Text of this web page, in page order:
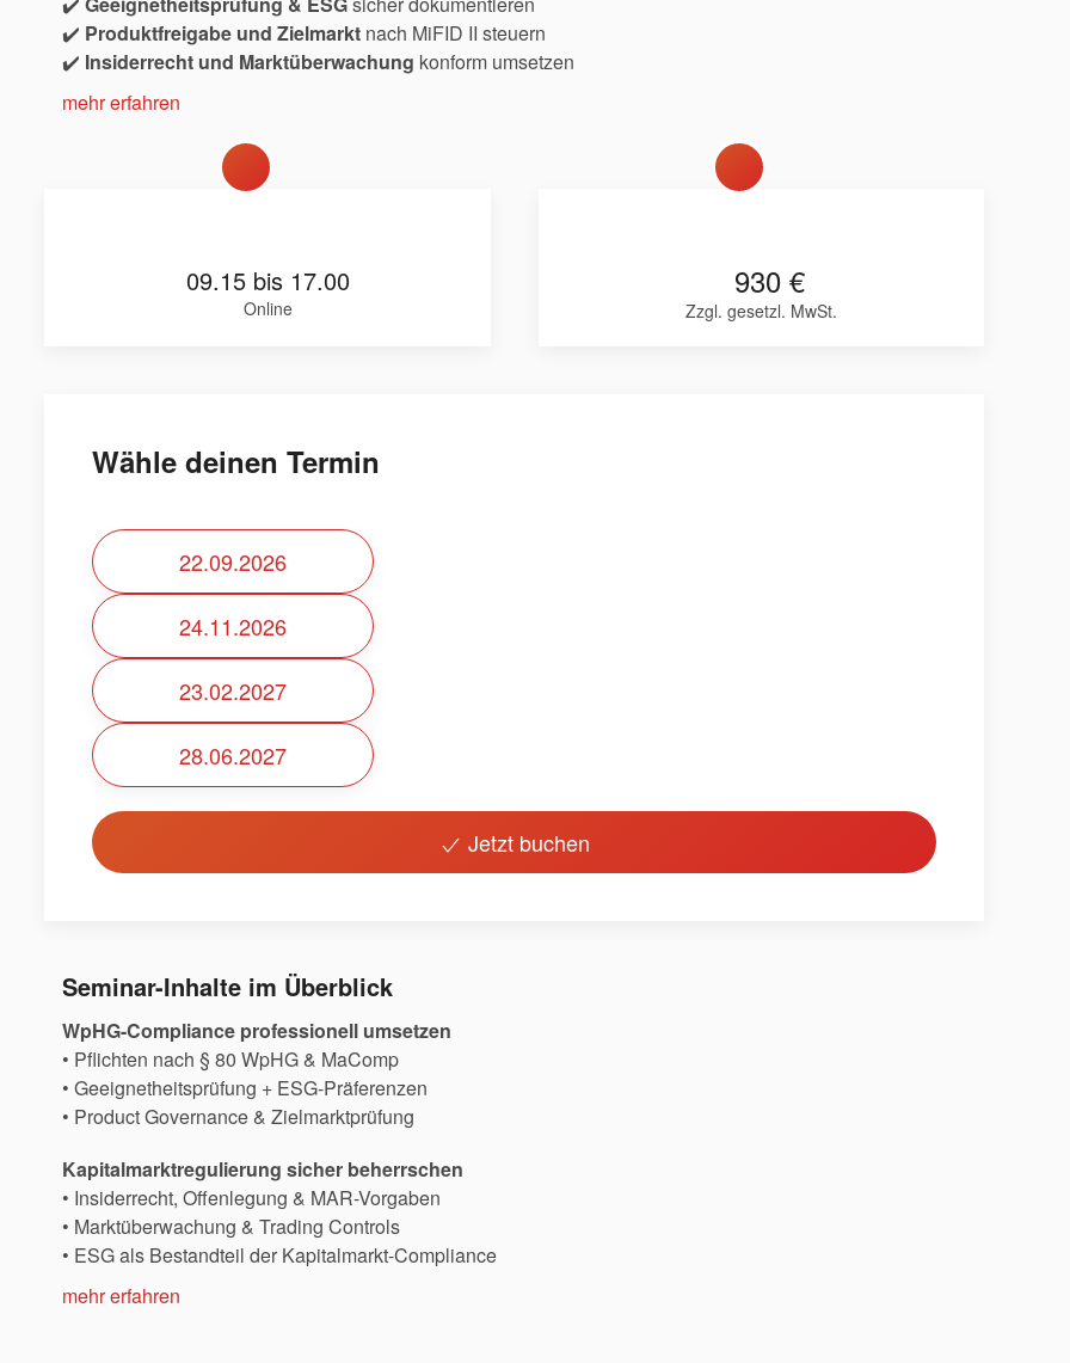
✔️ Produktfreigabe und Zielmarkt nach MiFID II steuern
✔️ Insiderrecht und Marktüberwachung konform umsetzen
mehr erfahren
09.15 bis 17.00
Online
930 €
Zzgl. gesetzl. MwSt.
Wähle deinen Termin
22.09.2026
24.11.2026
23.02.2027
28.06.2027
Jetzt buchen
Seminar-Inhalte im Überblick
WpHG-Compliance professionell umsetzen
• Pflichten nach § 80 WpHG & MaComp
• Geeignetheitsprüfung + ESG-Präferenzen
• Product Governance & Zielmarktprüfung
Kapitalmarktregulierung sicher beherrschen
• Insiderrecht, Offenlegung & MAR-Vorgaben
• Marktüberwachung & Trading Controls
• ESG als Bestandteil der Kapitalmarkt-Compliance
mehr erfahren